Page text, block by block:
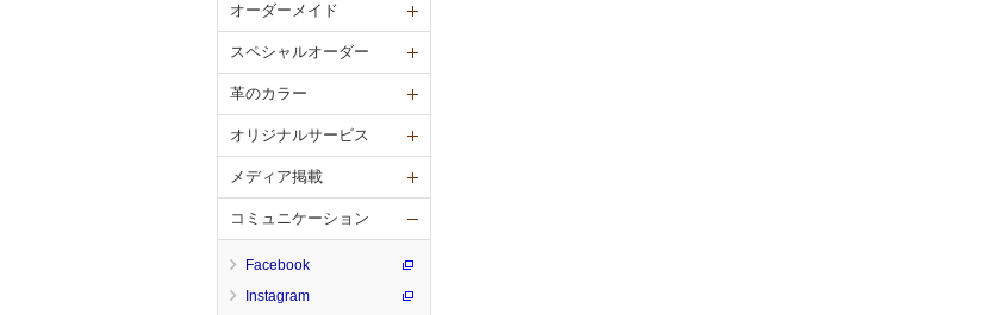
オーダーメイド
スペシャルオーダー
革のカラー
オリジナルサービス
メディア掲載
コミュニケーション
Facebook
Instagram